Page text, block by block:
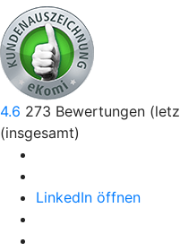
4.6 273 Bewertungen
(insgesamt)
LinkedIn öffnen